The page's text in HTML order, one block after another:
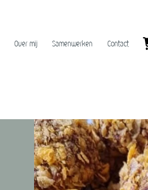
Over mij Samenwerken Contact